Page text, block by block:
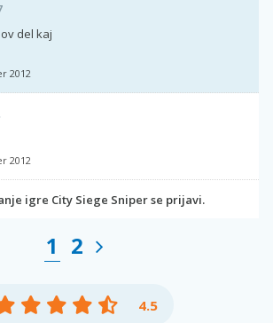
del kaj
2012
2012
igre City Siege Sniper se prijavi.
1 2
4.5